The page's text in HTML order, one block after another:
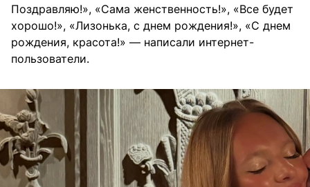
Поздравляю!», «Сама женственность!», «Все будет
хорошо!», «Лизонька, с днем рождения!», «С днем
рождения, красота!» — написали интернет-
пользователи.